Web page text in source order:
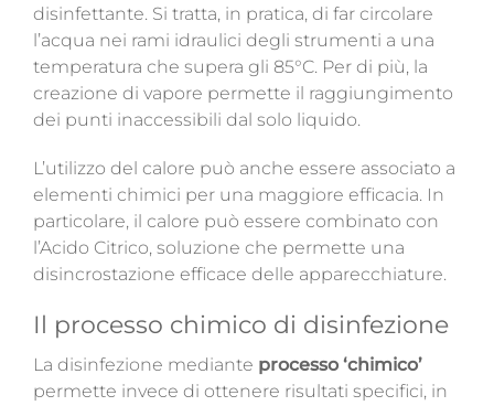
disinfettante. Si tratta, in pratica, di far circolare
l’acqua nei rami idraulici degli strumenti a una
temperatura che supera gli 85°C. Per di più, la
creazione di vapore permette il raggiungimento
dei punti inaccessibili dal solo liquido.
L’utilizzo del calore può anche essere associato a
elementi chimici per una maggiore efficacia. In
particolare, il calore può essere combinato con
l’Acido Citrico, soluzione che permette una
disincrostazione efficace delle apparecchiature.
Il processo chimico di disinfezione
La disinfezione mediante processo ‘chimico’
permette invece di ottenere risultati specifici, in